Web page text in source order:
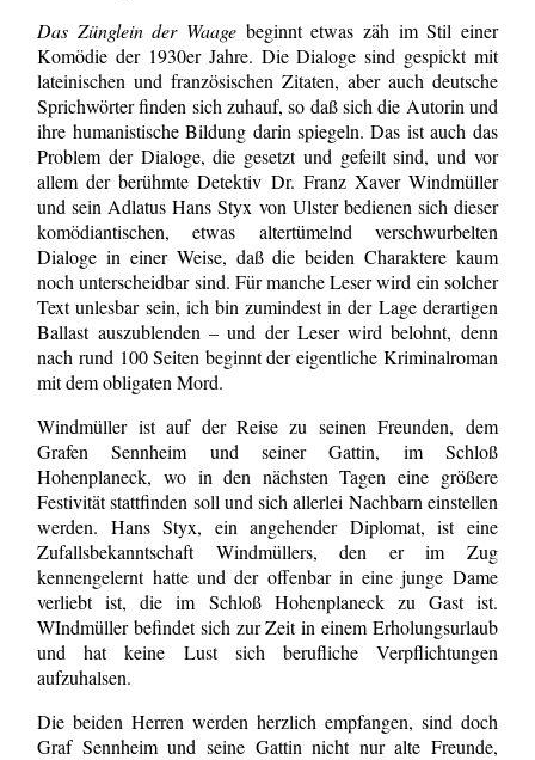
Das Zünglein der Waage beginnt etwas zäh im Stil einer
Komödie der 1930er Jahre. Die Dialoge sind gespickt mit
lateinischen und französischen Zitaten, aber auch deutsche
Sprichwörter finden sich zuhauf, so daß sich die Autorin und
ihre humanistische Bildung darin spiegeln. Das ist auch das
Problem der Dialoge, die gesetzt und gefeilt sind, und vor
allem der berühmte Detektiv Dr. Franz Xaver Windmüller
und sein Adlatus Hans Styx von Ulster bedienen sich dieser
komödiantischen, etwas altertümelnd verschwurbelten
Dialoge in einer Weise, daß die beiden Charaktere kaum
noch unterscheidbar sind. Für manche Leser wird ein solcher
Text unlesbar sein, ich bin zumindest in der Lage derartigen
Ballast auszublenden – und der Leser wird belohnt, denn
nach rund 100 Seiten beginnt der eigentliche Kriminalroman
mit dem obligaten Mord.
Windmüller ist auf der Reise zu seinen Freunden, dem
Grafen Sennheim und seiner Gattin, im Schloß
Hohenplaneck, wo in den nächsten Tagen eine größere
Festivität stattfinden soll und sich allerlei Nachbarn einstellen
werden. Hans Styx, ein angehender Diplomat, ist eine
Zufallsbekanntschaft Windmüllers, den er im Zug
kennengelernt hatte und der offenbar in eine junge Dame
verliebt ist, die im Schloß Hohenplaneck zu Gast ist.
WIndmüller befindet sich zur Zeit in einem Erholungsurlaub
und hat keine Lust sich berufliche Verpflichtungen
aufzuhalsen.
Die beiden Herren werden herzlich empfangen, sind doch
Graf Sennheim und seine Gattin nicht nur alte Freunde,